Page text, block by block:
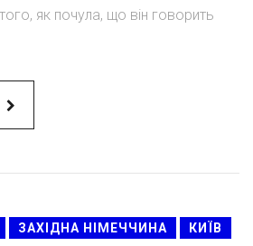
як почула, що він говорить
ЗАХІДНА НІМЕЧЧИНА КИЇВ